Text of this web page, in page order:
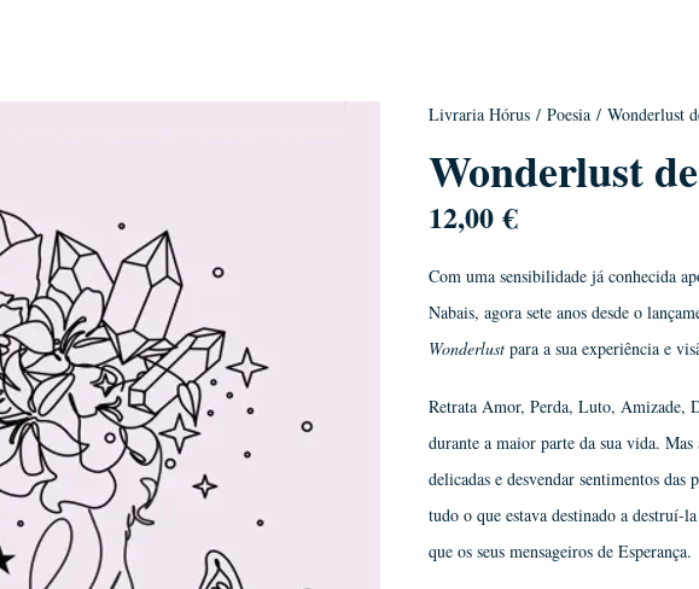
Livraria Hórus / Poesia / Wonderlust
Wonderlust
12,00€
Com uma sensibilidade já conhecida
Nabais, agora sete anos desde o
Wonderlust para a sua experiência e
Retrata Amor, Perda, Luto, Amizade,
durante a maior parte da sua vida. Mas
delicadas e desvendar sentimentos
tudo o que estava destinado a destruí-
que os seus mensageiros de Esperança.